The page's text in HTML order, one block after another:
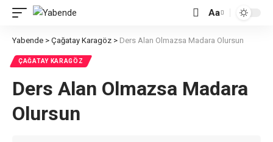
Font
Aa
Yabende > Çağatay Karagöz > Ders Alan Olmazsa Madara Olursun
ÇAĞATAY KARAGÖZ
Ders Alan Olmazsa Madara
Olursun